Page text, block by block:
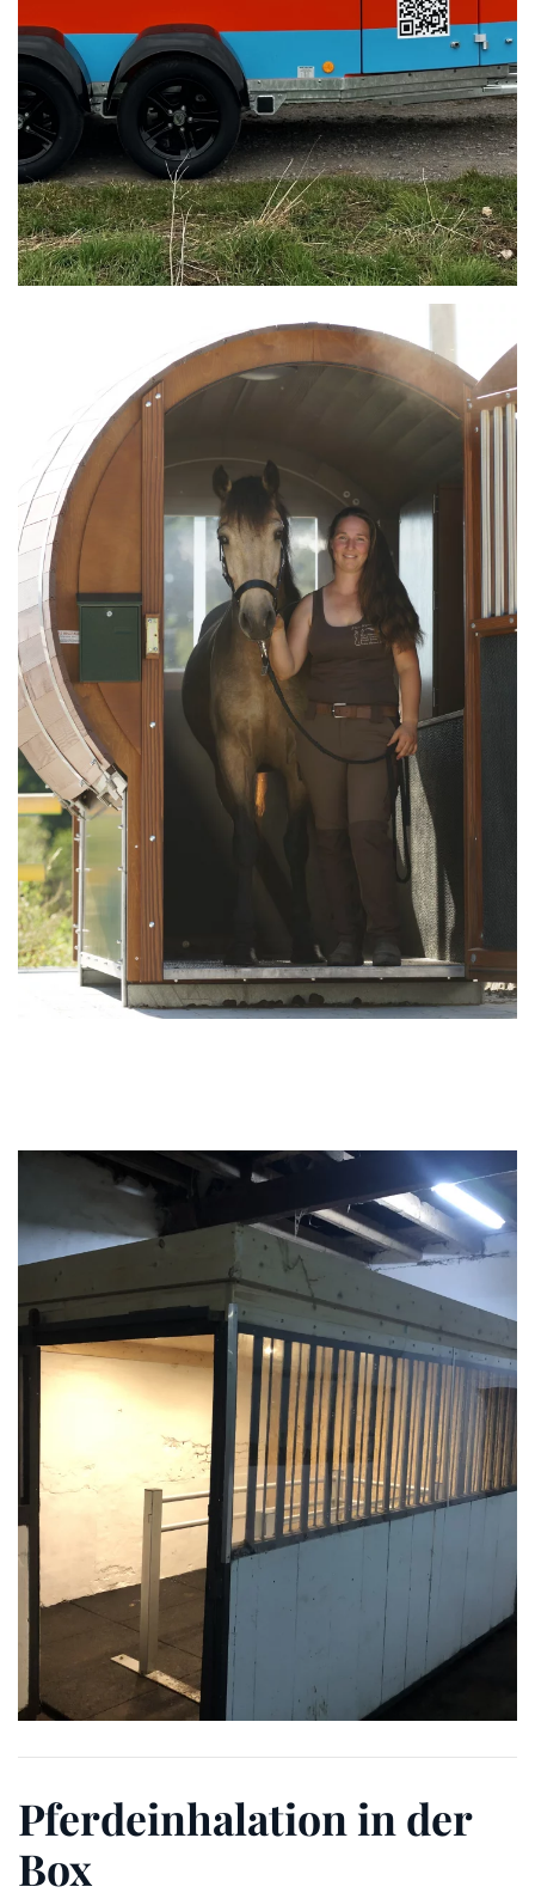
Pferdeinhalation in der
Box